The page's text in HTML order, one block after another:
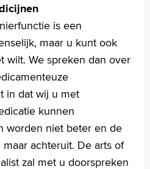
onderzoek
A
is een
maar u kunt ook
wilt. We spreken dan over
in dat wij u met
kunnen
worden niet beter en de
achteruit. De arts of
zal met u doorspreken